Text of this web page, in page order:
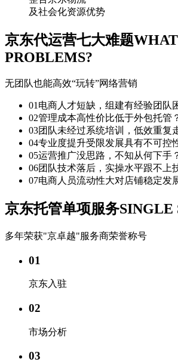
及社会化资源优势
京东代运营七大难题
PROBLEMS?
无团队也能高效“玩转”网络营销
01 电商人才短缺，组建有经验团队
02管理成本高性价比低于外包托管
03团队未经过系统培训，低效重复
04专业度提升受限发展具有不可控
05运营推广没思路，不知从何下手
06团队技术落后，实操水平跟不上
07电商人员流动性大对店铺稳定发
京东托管单项服务SINGLE
多年荣获"京卓越"服务商荣誉称号
01
京东入驻
02
市场分析
03